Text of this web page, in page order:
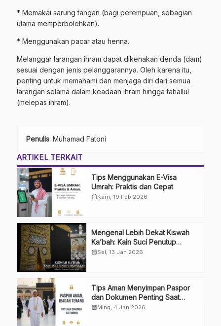
* Memakai sarung tangan (bagi perempuan, sebagian
ulama memperbolehkan).
* Menggunakan pacar atau henna.
Melanggar larangan ihram dapat dikenakan denda (dam)
sesuai dengan jenis pelanggarannya. Oleh karena itu,
penting untuk memahami dan menjaga diri dari semua
larangan selama dalam keadaan ihram hingga tahallul
(melepas ihram).
Penulis: Muhamad Fatoni
ARTIKEL TERKAIT
Tips Menggunakan E-Visa
Umrah: Praktis dan Cepat
calendar_monthKam, 19 Feb 2026
Mengenal Lebih Dekat Kiswah
Ka’bah: Kain Suci Penutup
Baitullah
calendar_monthSel, 13 Jan 2026
Tips Aman Menyimpan Paspor
dan Dokumen Penting Saat
Umrah
calendar_monthMing, 4 Jan 2026